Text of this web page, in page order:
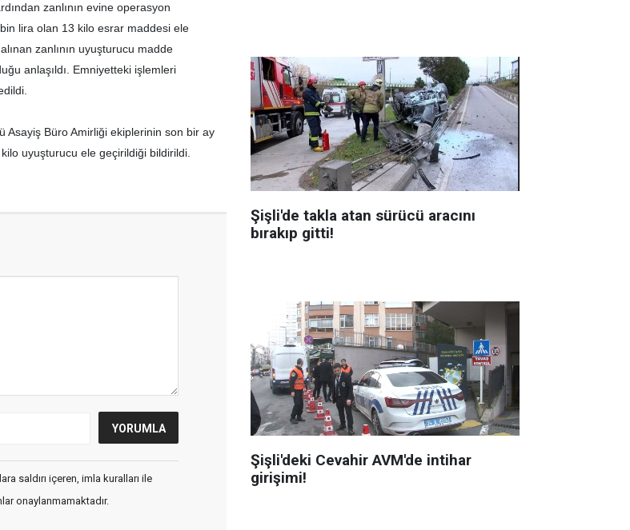
zanlının evine operasyon
lira olan 13 kilo esrar maddesi ele
zanlının uyuşturucu madde
anlaşıldı. Emniyetteki işlemleri
Asayiş Büro Amirliği ekiplerinin son bir ay
uyuşturucu ele geçirildiği bildirildi.
saldırı içeren, imla kuralları ile
onaylanmamaktadır.
Şişli'de takla atan sürücü aracını
bırakıp gitti!
Şişli'deki Cevahir AVM'de intihar
girişimi!